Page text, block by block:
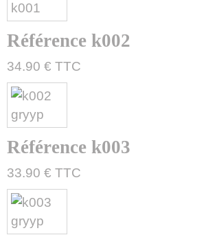
Référence k002
34.90 € TTC
Référence k003
33.90 € TTC